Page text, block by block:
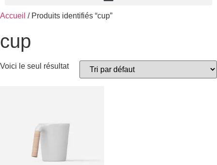
Accueil / Produits identifiés “cup”
cup
Voici le seul résultat